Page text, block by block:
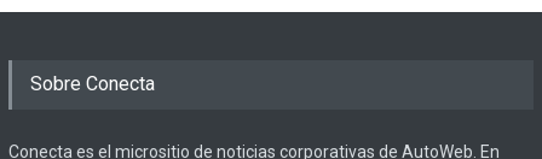
Sobre Conecta
Conecta es el micrositio de noticias corporativas de AutoWeb. En